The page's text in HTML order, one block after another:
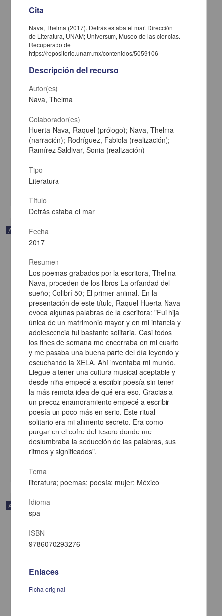
Macroscopic diagnosis of drug use risks in Mexico
García Aurrecoechea, Valeriano Raúl; Rodríguez Kuri, Solveig
Erendira; Córdova Alcaráz, Alberto Javier; Fernández Cáceres,
María del Carmen - Facultad de Psicología, UNAM
2016-09-01
de servicios de salud, viviendas con agua y energía
drenaje, viviendas
Artículo
El epitelio pigmentario retiniano como componente de la barrera
hematoretiniana: implicación en la retinopatía diabética
Colette Thebault, Stephanie - Coordinación de Universidad Abierta,
Innovación Educativa y Educación a Distancia, UNAM; Dirección
General de Cómputo y de Tecnologías de Información y
Comunicación, UNAM
Multidisciplina
y bastones, y sus conexiones nerviosas que captan luz y la convierten en impulsos
nerviososeléctricos
Artículo
Cita
Nava, Thelma (2017). Detrás estaba el mar. Dirección
de Literatura, UNAM; Universum, Museo de las ciencias.
Recuperado de
https://repositorio.unam.mx/contenidos/5059106
Descripción del recurso
Autor(es)
Nava, Thelma
Colaborador(es)
Huerta-Nava, Raquel (prólogo); Nava, Thelma
(narración); Rodríguez, Fabiola (realización);
Ramírez Saldivar, Sonia (realización)
Tipo
Literatura
Título
Detrás estaba el mar
Fecha
2017
Resumen
Los poemas grabados por la escritora, Thelma
Nava, proceden de los libros La orfandad del
sueño; Colibrí 50; El primer animal. En la
presentación de este título, Raquel Huerta-Nava
evoca algunas palabras de la escritora: "Fui hija
única de un matrimonio mayor y en mi infancia y
adolescencia fui bastante solitaria. Casi todos
los fines de semana me encerraba en mi cuarto
y me pasaba una buena parte del día leyendo y
escuchando la XELA. Ahí inventaba mi mundo.
Llegué a tener una cultura musical aceptable y
desde niña empecé a escribir poesía sin tener
la más remota idea de qué era eso. Gracias a
un precoz enamoramiento empecé a escribir
poesía un poco más en serio. Este ritual
solitario era mi alimento secreto. Era como
purgar en el cofre del tesoro donde me
deslumbraba la seducción de las palabras, sus
ritmos y significados".
Tema
literatura; poemas; poesía; mujer; México
Idioma
spa
ISBN
9786070293276
Enlaces
Ficha original